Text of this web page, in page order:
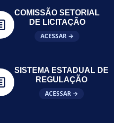
COMISSÃO SETORIAL
DE LICITAÇÃO
ACESSAR →
SISTEMA ESTADUAL DE
REGULAÇÃO
ACESSAR →